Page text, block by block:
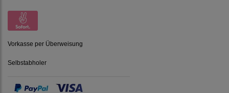
Vorkasse per Überweisung
Selbstabholer